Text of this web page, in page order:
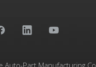
Part Manufacturing